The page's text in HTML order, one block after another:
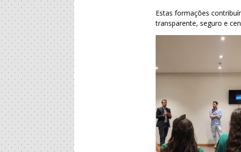
Estas formações
transparente, seguro e